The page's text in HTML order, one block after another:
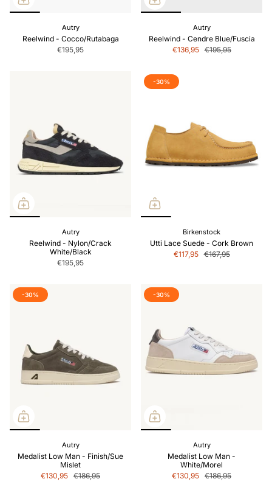
Autry
Reelwind - Cocco/Rutabaga
€195,95
Autry
Reelwind - Cendre Blue/Fuscia
€136,95 €195,95
Autry
Reelwind - Nylon/Crack
White/Black
€195,95
-30%
Birkenstock
Utti Lace Suede - Cork Brown
€117,95 €167,95
-30%
Autry
Medalist Low Man - Finish/Sue
Mislet
€130,95 €186,95
-30%
Autry
Medalist Low Man -
White/Morel
€130,95 €186,95